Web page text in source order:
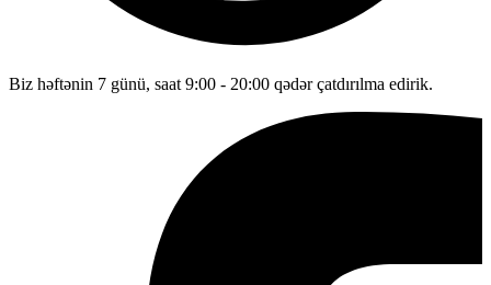
Biz həftənin 7 günü, saat 9:00 - 20:00 qədər çatdırılma edirik.